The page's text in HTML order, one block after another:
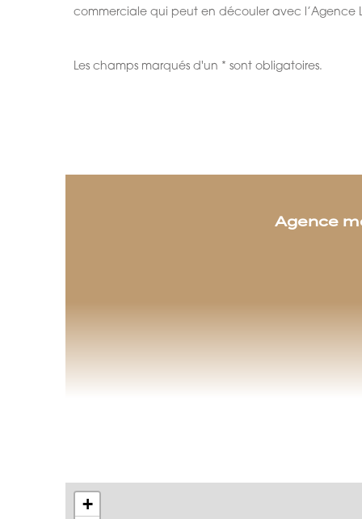
commerciale qui peut en découler avec l’Agence
Les champs marqués d'un * sont obligatoires.
Agence
+